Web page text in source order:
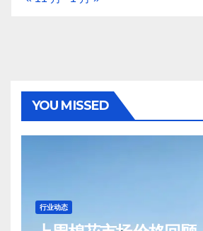
YOU MISSED
行业动态